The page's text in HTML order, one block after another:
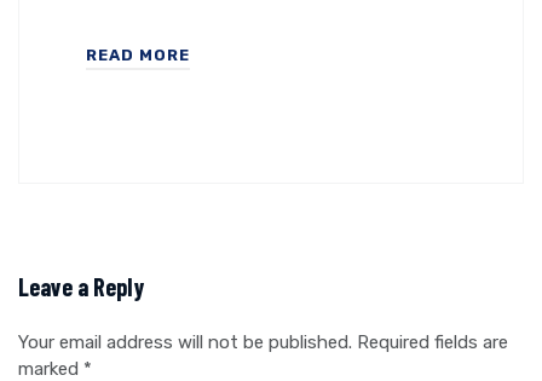
READ MORE
Leave a Reply
Your email address will not be published. Required fields are
marked *